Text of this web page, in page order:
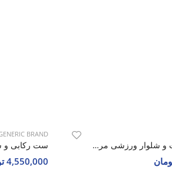
ست پولوشرت و شلوار ورزشی مردانه آدیداس Adidas Hyper Pulse M
BRAND
4,550,000 تومان